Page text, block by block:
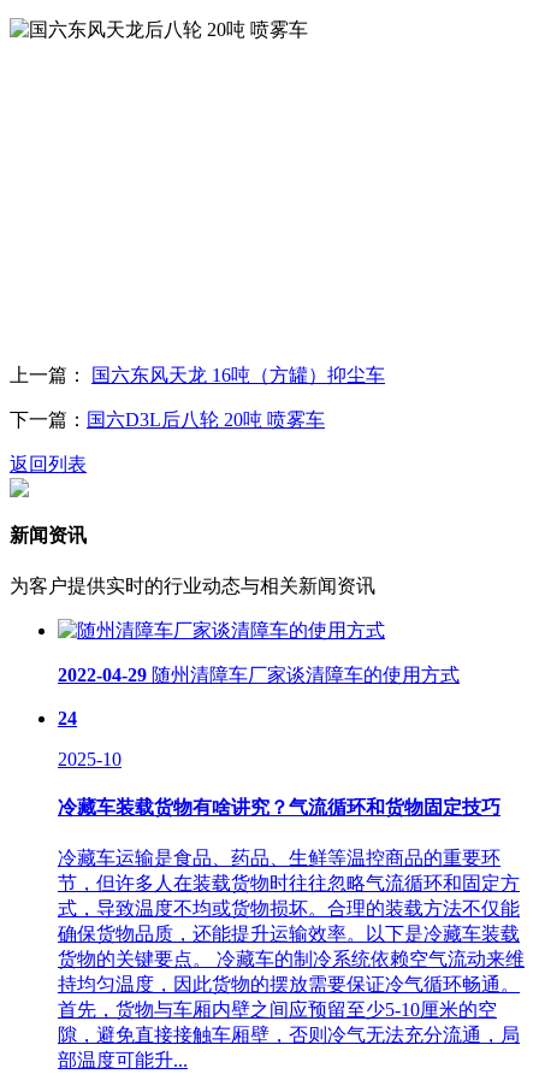
上一篇： 国六东风天龙 16吨（方罐）抑尘车
下一篇： 国六D3L后八轮 20吨 喷雾车
返回列表
新闻资讯
为客户提供实时的行业动态与相关新闻资讯
2022-04-29 随州清障车厂家谈清障车的使用方式
24
2025-10
冷藏车装载货物有啥讲究？气流循环和货物固定技巧
冷藏车运输是食品、药品、生鲜等温控商品的重要环
节，但许多人在装载货物时往往忽略气流循环和固定方
式，导致温度不均或货物损坏。合理的装载方法不仅能
确保货物品质，还能提升运输效率。以下是冷藏车装载
货物的关键要点。 冷藏车的制冷系统依赖空气流动来维
持均匀温度，因此货物的摆放需要保证冷气循环畅通。
首先，货物与车厢内壁之间应预留至少5-10厘米的空
隙，避免直接接触车厢壁，否则冷气无法充分流通，局
部温度可能升...